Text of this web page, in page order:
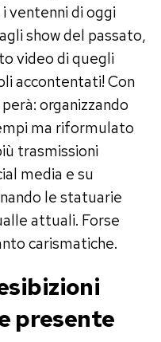
ventenni di oggi
show del passato,
video di quegli
accontentati! Con
organizzando
ma riformulato
trasmissioni
media e su
le statuarie
attuali. Forse
carismatiche.
presente